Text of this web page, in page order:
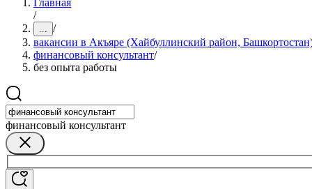
Главная
/
... /
вакансии в Акъяре (Хайбуллинский район,
финансовый консультант/
без опыта работы
финансовый консультант